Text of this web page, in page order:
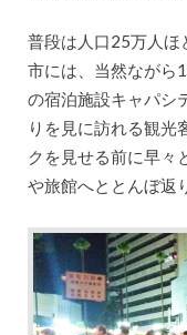
普段は人口25万人ほ
市には、当然ながら
の宿泊施設キャパシ
りを見に訪れる観光
クを見せる前に早々
や旅館へととんぼ返